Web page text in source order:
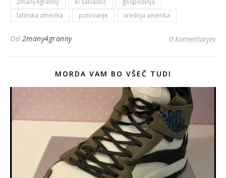
latinska amerika
potovanje srednja amerika
Od 2many4granny 0 komentarjev
MORDA VAM BO VŠEČ TUDI